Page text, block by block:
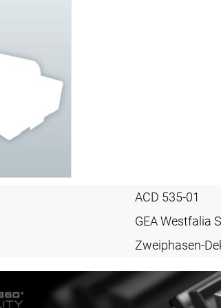
ACD 535-01
GEA Westfalia
Zweiphasen-